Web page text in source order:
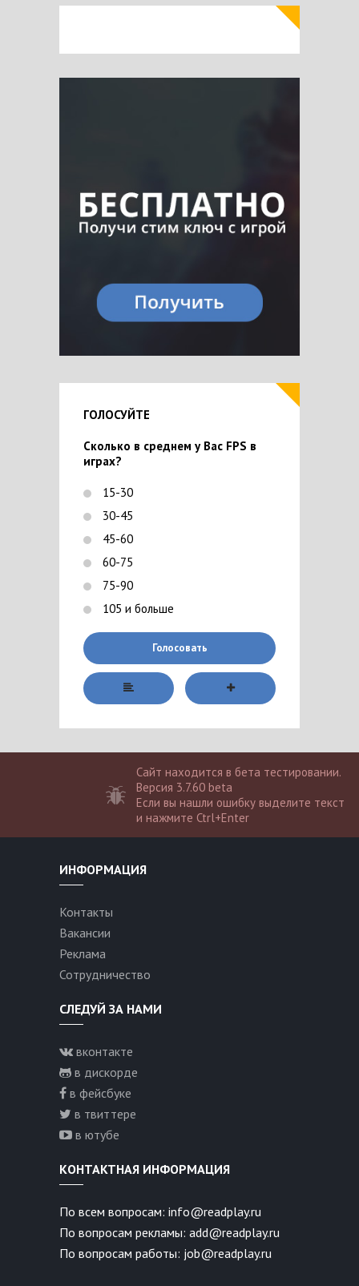
ГОЛОСУЙТЕ
Сколько в среднем у Вас FPS в
играх?
15-30
30-45
45-60
60-75
75-90
105 и больше
Голосовать
Сайт находится в бета тестировании.
Версия 3.7.60 beta
Если вы нашли ошибку выделите текст
и нажмите Ctrl+Enter
ИНФОРМАЦИЯ
Контакты
Вакансии
Реклама
Сотрудничество
СЛЕДУЙ ЗА НАМИ
вконтакте
в дискорде
в фейсбуке
в твиттере
в ютубе
КОНТАКТНАЯ ИНФОРМАЦИЯ
По всем вопросам: info@readplay.ru
По вопросам рекламы: add@readplay.ru
По вопросам работы: job@readplay.ru